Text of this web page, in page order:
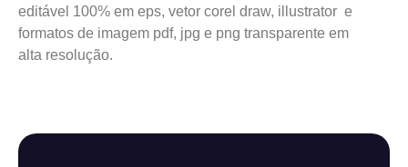
editável 100% em eps, vetor corel draw, illustrator e
formatos de imagem pdf, jpg e png transparente em
alta resolução.